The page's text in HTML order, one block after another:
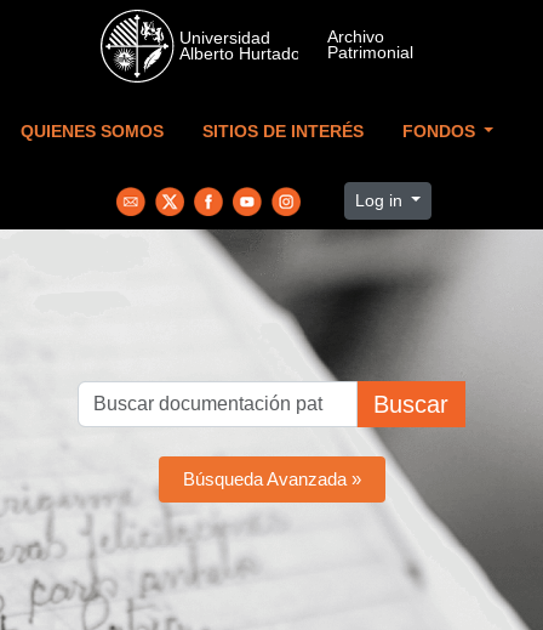
Skip to main content
QUIENES SOMOS SITIOS DE INTERÉS FONDOS
Log in
Buscar
Búsqueda Avanzada »